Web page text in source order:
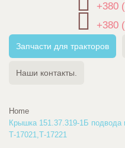
+380
+380
Запчасти для тракторов
Наши контакты.
Home
Крышка 151.37.319-1Б подвода
Т-17021,Т-17221